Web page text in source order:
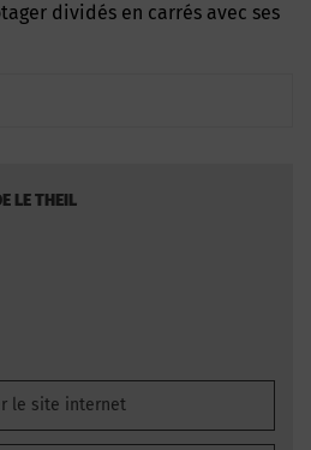
dividés en carrés avec ses
LE THEIL
le site internet